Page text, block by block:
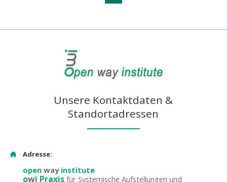
Unsere Kontaktdaten &
Standortadressen
Adresse:
open wayinstitute
owi Praxisfür Systemische Aufstellungen und